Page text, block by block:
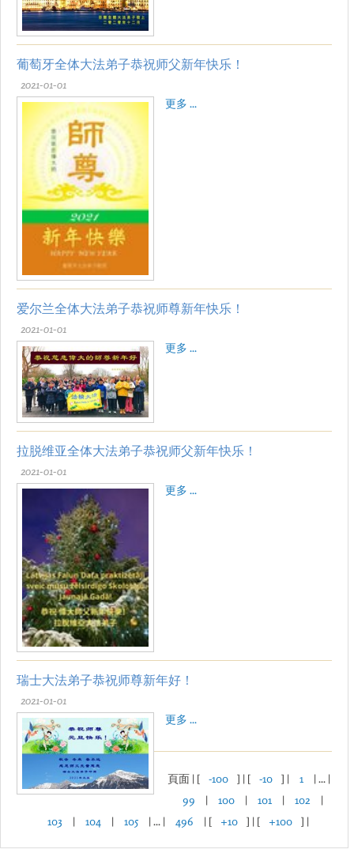
葡萄牙全体大法弟子恭祝师父新年快乐！
2021-01-01
更多 ...
爱尔兰全体大法弟子恭祝师尊新年快乐！
2021-01-01
更多 ...
拉脱维亚全体大法弟子恭祝师父新年快乐！
2021-01-01
更多 ...
瑞士大法弟子恭祝师尊新年好！
2021-01-01
更多 ...
頁面 | [ -100 ] | [ -10 ] | 1
| ... |
99
| 100 | 101 | 102
|
103
| 104 | 105 | ... | 496 | [ +10 ] | [ +100 ] |